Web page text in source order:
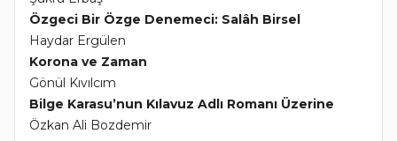
Özgeci Bir Özge Denemeci: Salâh Birsel
Haydar Ergülen
Korona ve Zaman
Gönül Kıvılcım
Bilge Karasu’nun Kılavuz Adlı Romanı Üzerine
Özkan Ali Bozdemir